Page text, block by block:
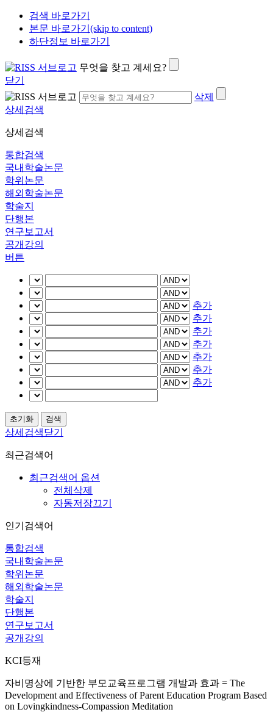
검색 바로가기
본문 바로가기(skip to content)
하단정보 바로가기
무엇을 찾고 계세요?
닫기
삭제
상세검색
상세검색
통합검색
국내학술논문
학위논문
해외학술논문
학술지
단행본
연구보고서
공개강의
버튼
추가
추가
추가
추가
추가
추가
추가
상세검색닫기
최근검색어
최근검색어 옵션
전체삭제
자동저장끄기
인기검색어
통합검색
국내학술논문
학위논문
해외학술논문
학술지
단행본
연구보고서
공개강의
KCI등재
자비명상에 기반한 부모교육프로그램 개발과 효과 = The
Development and Effectiveness of Parent Education Program Based
on Lovingkindness-Compassion Meditation